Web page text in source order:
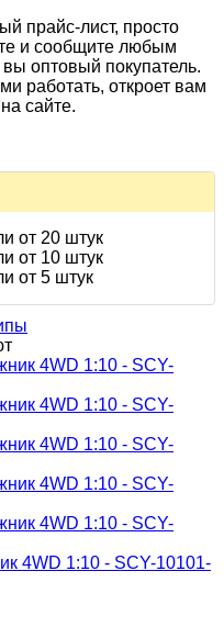
прайс-лист, просто
и сообщите любым
оптовый покупатель.
работать, откроет вам
сайте.
от 20 штук
от 10 штук
от 5 штук
4WD 1:10 - SCY-10101-